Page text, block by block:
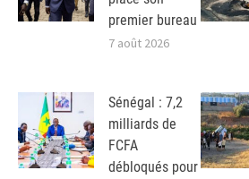
premier bureau
7 août 2026
Sénégal : 7,2
milliards de
FCFA
débloqués pour